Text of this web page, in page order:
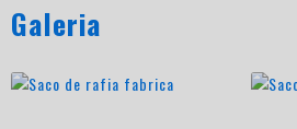
Galeria